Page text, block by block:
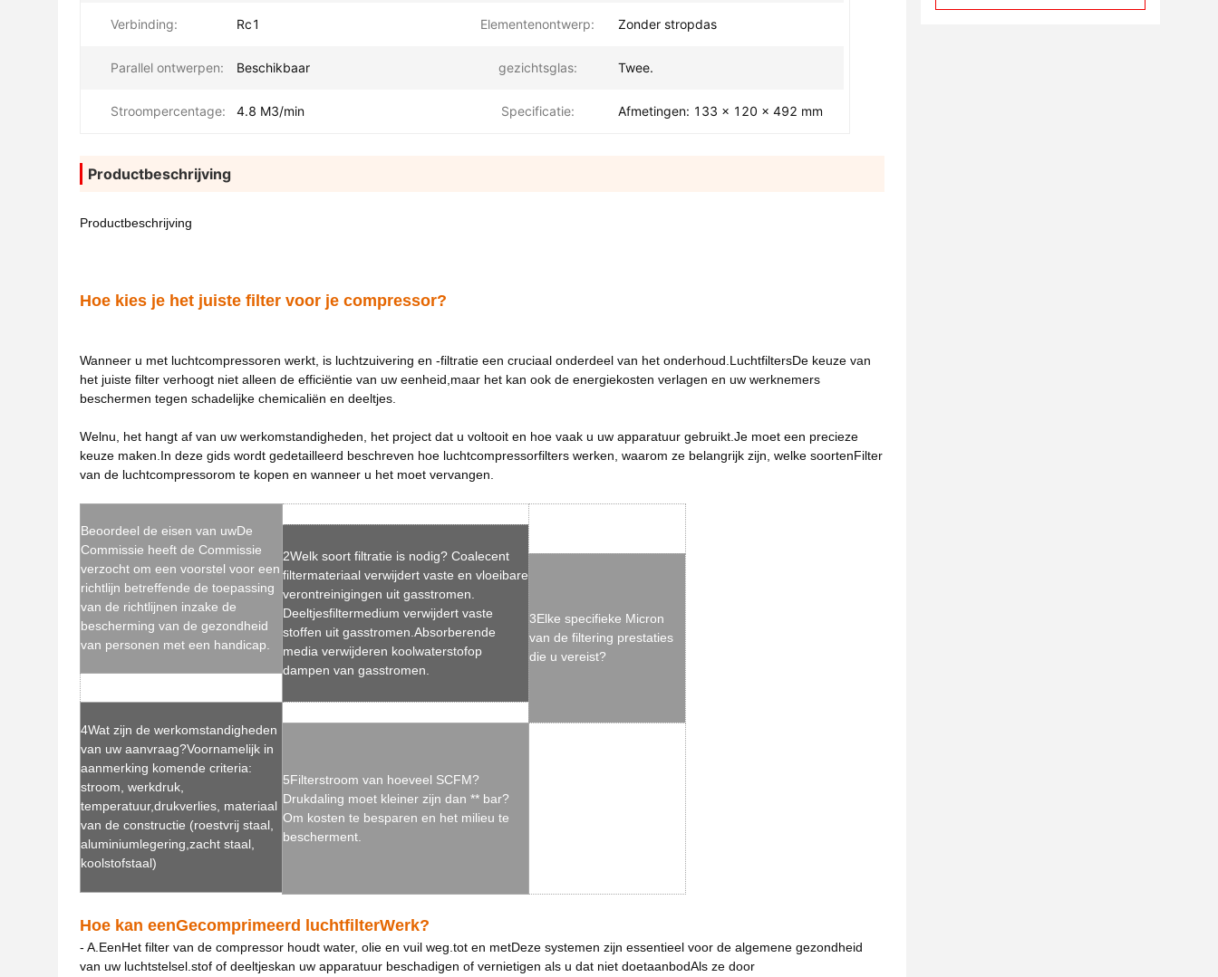
Verbinding: Rc1 Elementenontwerp: Zonder stropdas
Parallel ontwerpen: Beschikbaar gezichtsglas: Twee.
Stroompercentage: 4.8 M3/min Specificatie: Afmetingen: 133 x 120 x 492 mm
Productbeschrijving
Productbeschrijving
Hoe kies je het juiste filter voor je compressor?
Wanneer u met luchtcompressoren werkt, is luchtzuivering en -filtratie een cruciaal onderdeel van het onderhoud. LuchtfiltersDe keuze van
het juiste filter verhoogt niet alleen de efficiëntie van uw eenheid,maar het kan ook de energiekosten verlagen en uw werknemers
beschermen tegen schadelijke chemicaliën en deeltjes.
Welnu, het hangt af van uw werkomstandigheden, het project dat u voltooit en hoe vaak u uw apparatuur gebruikt.Je moet een precieze
keuze maken.In deze gids wordt gedetailleerd beschreven hoe luchtcompressorfilters werken, waarom ze belangrijk zijn, welke soortenFilter
van de luchtcompressorom te kopen en wanneer u het moet vervangen.
Beoordeel de eisen van uwDe
Commissie heeft de Commissie
verzocht om een voorstel voor een
richtlijn betreffende de toepassing
van de richtlijnen inzake de
bescherming van de gezondheid
van personen met een handicap.
2Welk soort filtratie is nodig? Coalecent
filtermateriaal verwijdert vaste en vloeibare
verontreinigingen uit gasstromen.
Deeltjesfiltermedium verwijdert vaste
stoffen uit gasstromen.Absorberende
media verwijderen koolwaterstofop
dampen van gasstromen.
3Elke specifieke Micron
van de filtering prestaties
die u vereist?
4Wat zijn de werkomstandigheden
van uw aanvraag?Voornamelijk in
aanmerking komende criteria:
stroom, werkdruk,
temperatuur,drukverlies, materiaal
van de constructie (roestvrij staal,
aluminiumlegering,zacht staal,
koolstofstaal)
5Filterstroom van hoeveel SCFM?
Drukdaling moet kleiner zijn dan ** bar?
Om kosten te besparen en het milieu te
bescherment.
Hoe kan eenGecomprimeerd luchtfilterWerk?
- A. EenHet filter van de compressor houdt water, olie en vuil weg. tot en metDeze systemen zijn essentieel voor de algemene gezondheid
van uw luchtstelsel. stof of deeltjeskan uw apparatuur beschadigen of vernietigen als u dat niet doetaanbodAls ze door